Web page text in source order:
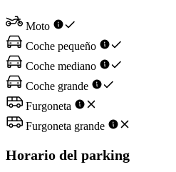
Moto
Coche pequeño
Coche mediano
Coche grande
Furgoneta
Furgoneta grande
Horario del parking